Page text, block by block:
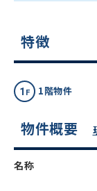
特徴
1階物件
物件概要
名称